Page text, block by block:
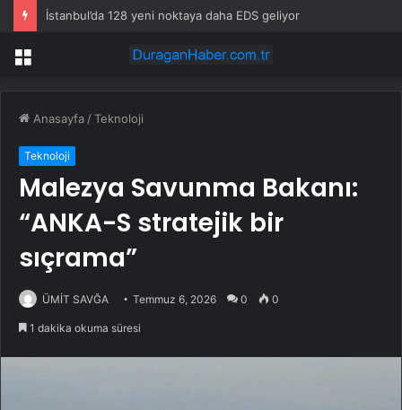
İstanbul’da 128 yeni noktaya daha EDS geliyor
Menü
Anasayfa /Teknoloji
Teknoloji
Malezya Savunma Bakanı:
“ANKA-S stratejik bir
sıçrama”
ÜMİT SAVĞA Temmuz 6, 2026 0 0
1 dakika okuma süresi